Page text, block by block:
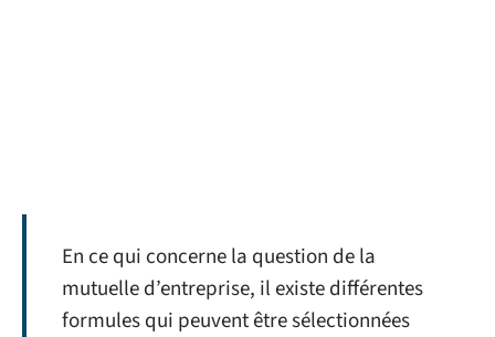
En ce qui concerne la question de la
mutuelle d’entreprise, il existe différentes
formules qui peuvent être sélectionnées